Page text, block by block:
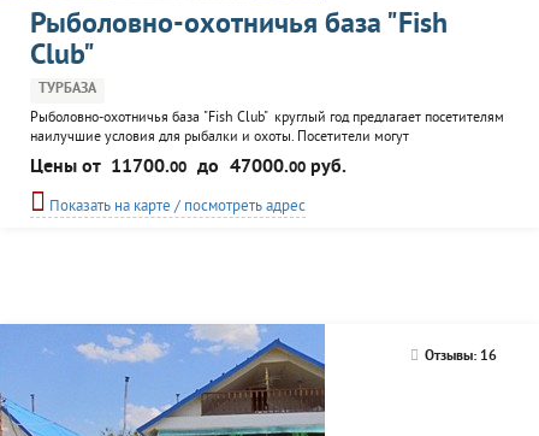
Рыболовно-охотничья база "Fish
Club"
ТУРБАЗА
Рыболовно-охотничья база "Fish Club" круглый год предлагает посетителям
наилучшие условия для рыбалки и охоты. Посетители могут
воспользоваться услугами бани, бассейна, спортивными площадками,
детской площадкой, настольным теннисом, экскурсионным обслуживанием,
прокатом катеров, услугами егеря. В стоимость проживания входит
трансфер. Действует система скидок.
Цены от 11700.00 до 47000.00 руб.
Показать на карте / посмотреть адрес
Отзывы: 16